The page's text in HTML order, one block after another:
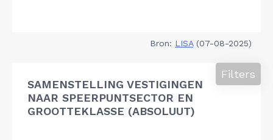
Bron: LISA(07-08-2025)
SAMENSTELLING VESTIGINGEN
NAAR SPEERPUNTSECTOR EN
GROOTTEKLASSE (ABSOLUUT)
Filters